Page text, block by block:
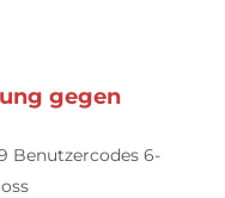
gegen
Benutzercodes 6-